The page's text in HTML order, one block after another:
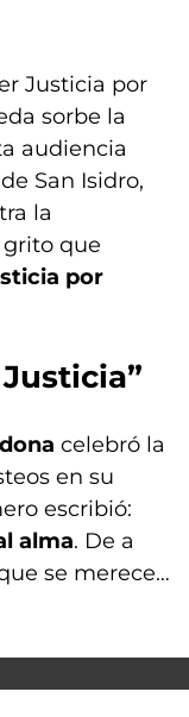
Justicia por
sorbe la
audiencia
San Isidro,
la
que
por
celebró la
en su
escribió:
alma. De a
se merece…